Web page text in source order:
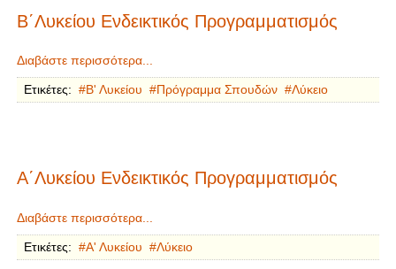
Β΄Λυκείου Ενδεικτικός Προγραμματισμός
Διαβάστε περισσότερα...
Ετικέτες: Β' Λυκείου Πρόγραμμα Σπουδών Λύκειο
Α΄Λυκείου Ενδεικτικός Προγραμματισμός
Διαβάστε περισσότερα...
Ετικέτες: Α' Λυκείου Λύκειο